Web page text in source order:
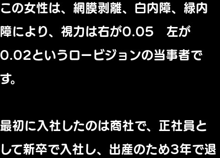
この女性は、網膜剥離、 白内障、緑内
障により、視力は右が0.05 左が
0.02というロービジョンの当事者で
す。
最初に入社したのは商社で、正社員と
して新卒で入社し、 出産のため3年で退